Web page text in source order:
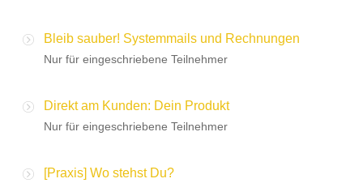
Bleib sauber! Systemmails und Rechnungen
Nur für eingeschriebene Teilnehmer
Direkt am Kunden: Dein Produkt
Nur für eingeschriebene Teilnehmer
[Praxis] Wo stehst Du?